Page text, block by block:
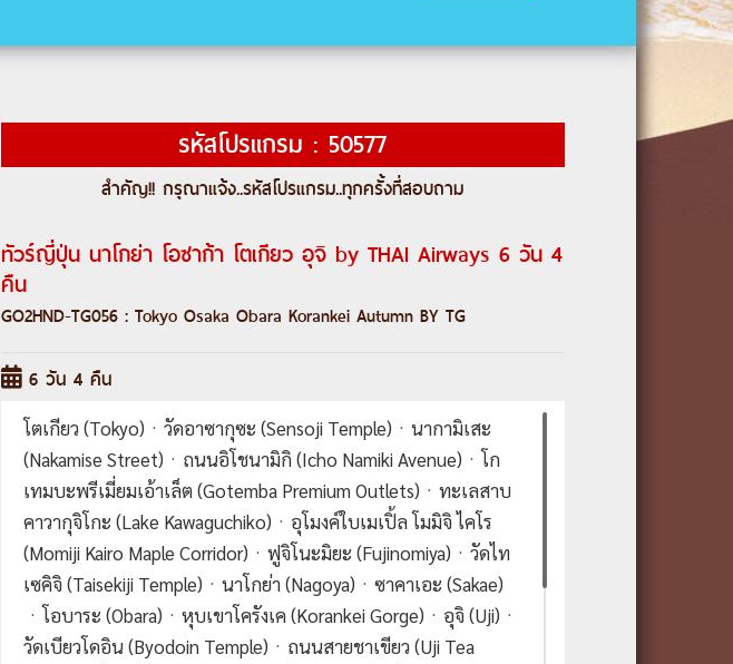
รหัสโปรแกรม : 50577
สำคัญ!! กรุณาแจ้ง..รหัสโปรแกรม..ทุกครั้งที่สอบถาม
ทัวร์ญี่ปุ่น นาโกย่า โอซาก้า โตเกียว อุจิ by THAI Airways 6 วัน 4
คืน
GO2HND-TG056 : Tokyo Osaka Obara Korankei Autumn BY TG
6 วัน 4 คืน
โตเกียว (Tokyo)ㆍวัดอาซากุซะ (Sensoji Temple)ㆍนากามิเสะ
(Nakamise Street)ㆍถนนอิโชนามิกิ (Icho Namiki Avenue)ㆍโก
เทมบะพรีเมี่ยมเอ้าเล็ต (Gotemba Premium Outlets)ㆍทะเลสาบ
คาวากุจิโกะ (Lake Kawaguchiko)ㆍอุโมงค์ใบเมเปิ้ล โมมิจิ ไคโร
(Momiji Kairo Maple Corridor)ㆍฟูจิโนะมิยะ (Fujinomiya)ㆍวัดไท
เซคิจิ (Taisekiji Temple)ㆍนาโกย่า (Nagoya)ㆍซาคาเอะ (Sakae)
ㆍโอบาระ (Obara)ㆍหุบเขาโครังเค (Korankei Gorge)ㆍอุจิ (Uji)ㆍ
วัดเบียวโดอิน (Byodoin Temple)ㆍถนนสายชาเขียว (Uji Tea